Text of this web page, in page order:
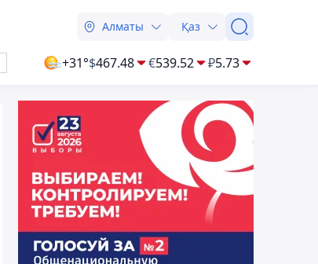
Алматы Қаз
+31°$467.48 €539.52 ₽5.73